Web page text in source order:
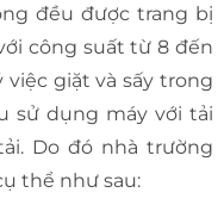
đều được trang bị
công suất từ 8 đến
việc giặt và sấy trong
sử dụng máy với tải
Do đó nhà trường
thể như sau: